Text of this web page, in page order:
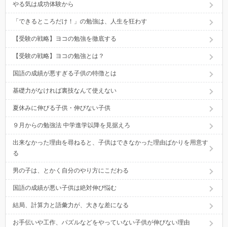
やる気は成功体験から
「できるところだけ！」の勉強は、人生を狂わす
【受験の戦略】ヨコの勉強を徹底する
【受験の戦略】ヨコの勉強とは？
国語の成績が悪すぎる子供の特徴とは
基礎力がなければ裏技なんて使えない
夏休みに伸びる子供・伸びない子供
９月からの勉強法 中学進学以降を見据えろ
出来なかった理由を尋ねると、子供はできなかった理由ばかりを用意す
る
男の子は、とかく自分のやり方にこだわる
国語の成績が悪い子供は絶対伸び悩む
結局、計算力と語彙力が、大きな差になる
お手伝いや工作、パズルなどをやっていない子供が伸びない理由